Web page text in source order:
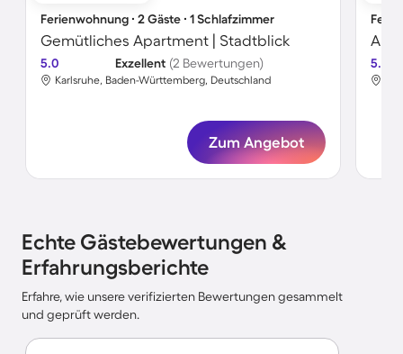
Ferienwohnung ∙ 2 Gäste ∙ 1 Schlafzimmer
Gemütliches Apartment | Stadtblick
5.0 Exzellent (2 Bewertungen)
Karlsruhe, Baden-Württemberg, Deutschland
Zum Angebot
5.0
Echte Gästebewertungen &
Erfahrungsberichte
Erfahre, wie unsere verifizierten Bewertungen gesammelt
und geprüft werden.